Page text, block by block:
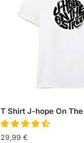
T Shirt J-hope On
29,99 €